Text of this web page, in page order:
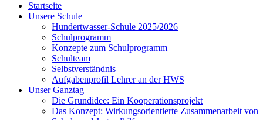
Startseite
Unsere Schule
Hundertwasser-Schule 2025/2026
Schulprogramm
Konzepte zum Schulprogramm
Schulteam
Selbst­ver­ständ­nis
Aufgabenprofil Lehrer an der HWS
Unser Ganztag
Die Grundidee: Ein Kooperationsprojekt
Das Konzept: Wirkungsorientierte Zusammenarbeit von